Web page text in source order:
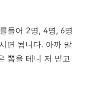
들어 2명, 4명, 6명
면 됩니다. 아까 말
뽑을 테니 저 믿고